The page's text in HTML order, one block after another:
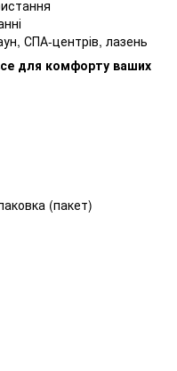
СПА-центрів, лазень
для комфорту ваших
(пакет)